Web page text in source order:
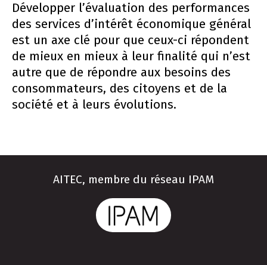
Développer l’évaluation des performances
des services d’intérêt économique général
est un axe clé pour que ceux-ci répondent
de mieux en mieux à leur finalité qui n’est
autre que de répondre aux besoins des
consommateurs, des citoyens et de la
société et à leurs évolutions.
AITEC, membre du réseau IPAM